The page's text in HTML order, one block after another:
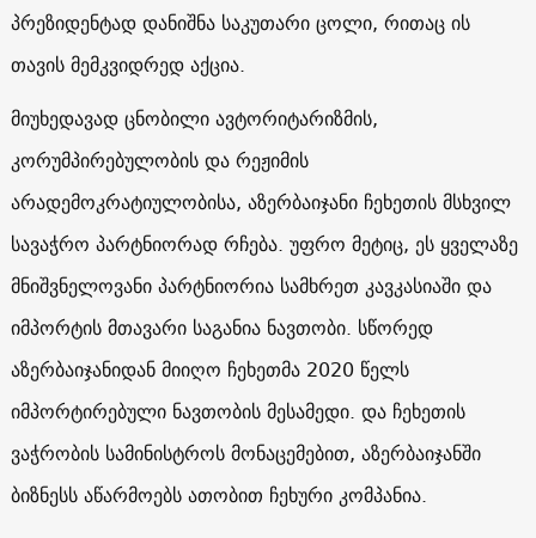
პრეზიდენტად დანიშნა საკუთარი ცოლი, რითაც ის
თავის მემკვიდრედ აქცია.
მიუხედავად ცნობილი ავტორიტარიზმის,
კორუმპირებულობის და რეჟიმის
არადემოკრატიულობისა, აზერბაიჯანი ჩეხეთის მსხვილ
სავაჭრო პარტნიორად რჩება. უფრო მეტიც, ეს ყველაზე
მნიშვნელოვანი პარტნიორია სამხრეთ კავკასიაში და
იმპორტის მთავარი საგანია ნავთობი. სწორედ
აზერბაიჯანიდან მიიღო ჩეხეთმა 2020 წელს
იმპორტირებული ნავთობის მესამედი. და ჩეხეთის
ვაჭრობის სამინისტროს მონაცემებით, აზერბაიჯანში
ბიზნესს აწარმოებს ათობით ჩეხური კომპანია.